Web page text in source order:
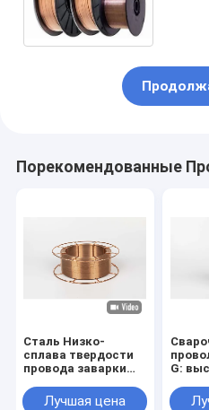
Порекомендованные
Сталь Низко-
сплава твердости
провода заварки
Лучшая цена
G:
низких